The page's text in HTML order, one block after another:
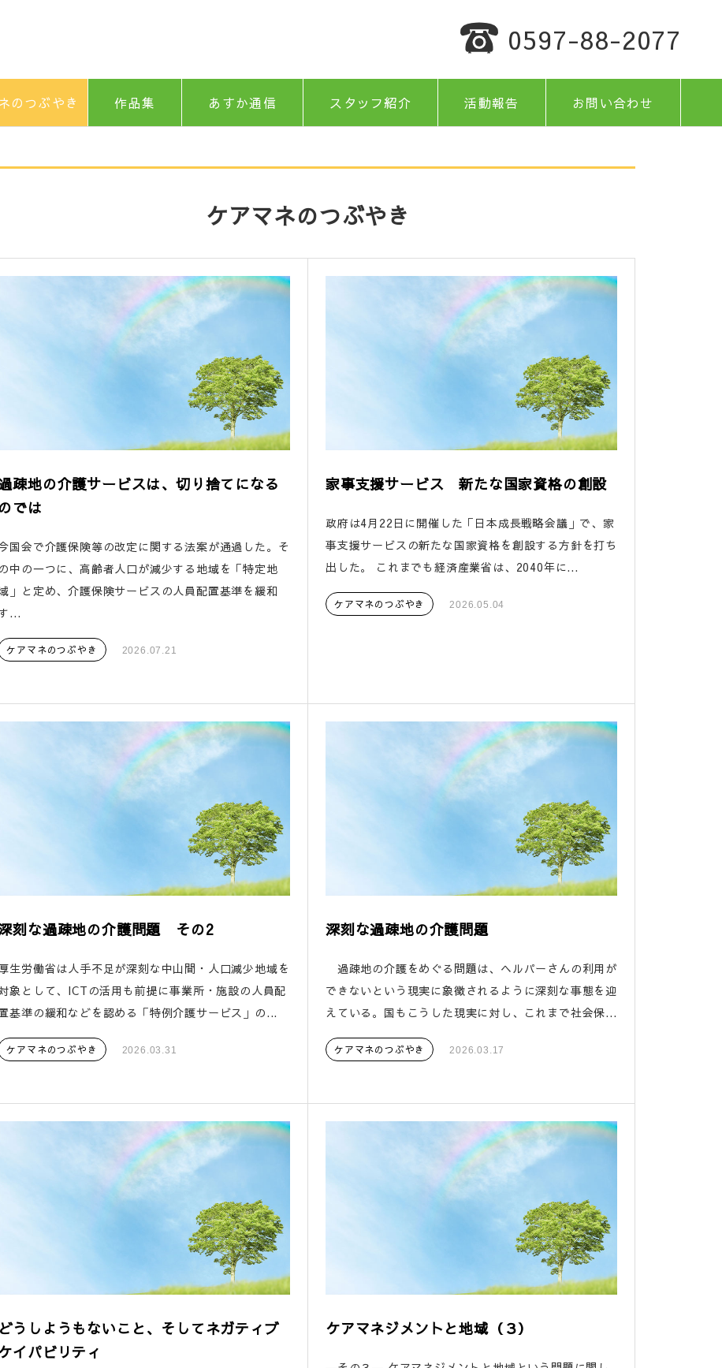
0597-88-2077
のつぶやき 作品集 あすか通信 スタッフ紹介 活動報告 お問い合わせ
ケアマネのつぶやき
疎地の介護サービスは、切り捨てになる
のでは
国会で介護保険等の改定に関する法案が通過した。そ
の中の一つに、高齢者人口が減少する地域を「特定地
」と定め、介護保険サービスの人員配置基準を緩和
...
ケアマネのつぶやき 2026.07.21
家事支援サービス 新たな国家資格の創設
政府は4月22日に開催した「日本成長戦略会議」で、家
事支援サービスの新たな国家資格を創設する方針を打ち
出した。 これまでも経済産業省は、2040年に...
ケアマネのつぶやき 2026.05.04
刻な過疎地の介護問題 その2
生労働省は人手不足が深刻な中山間・人口減少地域を
象として、ICTの活用も前提に事業所・施設の人員配
基準の緩和などを認める「特例介護サービス」の...
ケアマネのつぶやき 2026.03.31
深刻な過疎地の介護問題
過疎地の介護をめぐる問題は、ヘルパーさんの利用が
できないという現実に象徴されるように深刻な事態を迎
えている。国もこうした現実に対し、これまで社会保...
ケアマネのつぶやき 2026.03.17
どうしようもないこと、そしてネガティブ
イパビリティ
ケアマネジメントと地域（３）